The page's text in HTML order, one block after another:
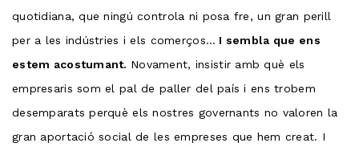
quotidiana, que ningú controla ni posa fre, un gran perill
per a les indústries i els comerços… I sembla que ens
estem acostumant. Novament, insistir amb què els
empresaris som el pal de paller del país i ens trobem
desemparats perquè els nostres governants no valoren la
gran aportació social de les empreses que hem creat. I